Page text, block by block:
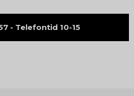
- Telefontid 10-15